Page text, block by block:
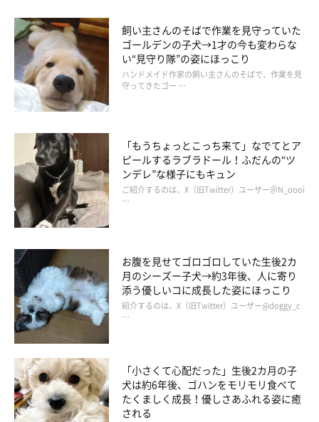
飼い主さんのそばで作業を見守っていた
ゴールデンの子犬→1才の今も変わらな
い“見守り隊”の姿にほっこり
ハンドメイド作家の飼い主さんのそばで、作業を見
守ってきたゴー …
「もうちょっとこっち来て」なでてとア
ピールするラブラドール！ふだんの“ツ
ンデレ”な様子にもキュン
ご紹介するのは、X（旧Twitter）ユーザー＠N_oooi
…
お腹を見せてゴロゴロしていた生後2カ
月のシーズー子犬→約3年後、人に寄り
添う優しいコに成長した姿にほっこり
紹介するのは、X（旧Twitter）ユーザー@doggy_c
…
「小さくて心配だった」生後2カ月の子
犬は約6年後、ゴハンをモリモリ食べて
たくましく成長！優しさあふれる姿に癒
される